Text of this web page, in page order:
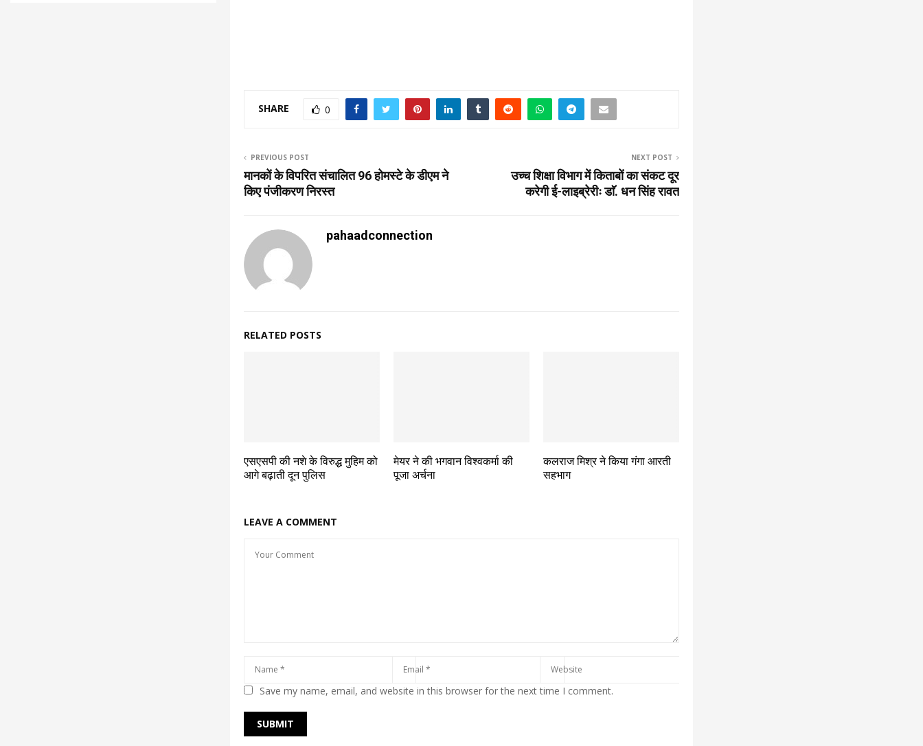
SHARE 0
PREVIOUS POST
मानकों के विपरित संचालित 96 होमस्टे के डीएम ने
किए पंजीकरण निरस्त
NEXT POST
उच्च शिक्षा विभाग में किताबों का संकट दूर
करेगी ई-लाइब्रेरीः डाॅ. धन सिंह रावत
pahaadconnection
RELATED POSTS
एसएसपी की नशे के विरुद्ध मुहिम को
आगे बढ़ाती दून पुलिस
मेयर ने की भगवान विश्वकर्मा की
पूजा अर्चना
कलराज मिश्र ने किया गंगा आरती
सहभाग
LEAVE A COMMENT
Save my name, email, and website in this browser for the next time I comment.